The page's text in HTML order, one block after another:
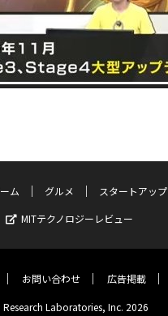
ム グルメ スタートアップ
MITテクノロジーレビュー
お問い合わせ 広告掲載
Research Laboratories, Inc. 2026